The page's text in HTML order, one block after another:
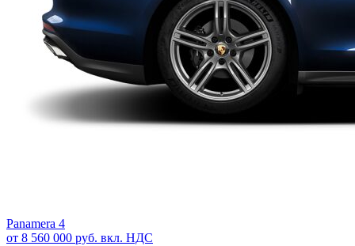
Panamera 4
от 8 560 000 руб. вкл. НДС